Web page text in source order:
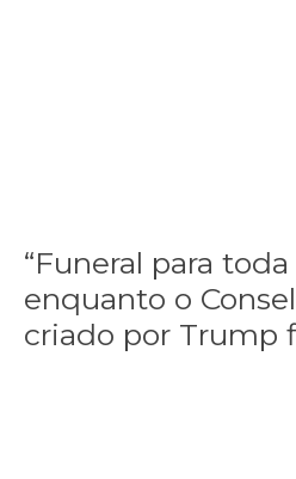
“Funeral para
enquanto o
criado por Trump